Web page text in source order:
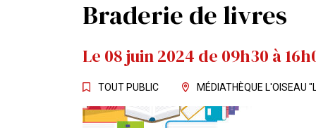
Braderie de livres
Le 08juin2024 de 09h30 à
TOUT PUBLIC MÉDIATHÈQUE L'OISEAU